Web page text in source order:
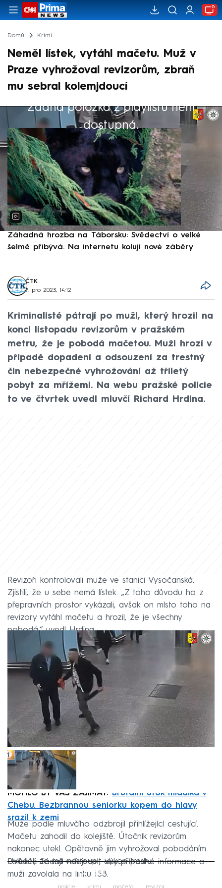
Domů Krimi
Neměl lístek, vytáhl mačetu. Muž v
Praze vyhrožoval revizorům, zbraň
mu sebral kolemjdoucí
Žádná položka z playlistu není
dostupná.
Výběr redakce
Záhadná hrozba na Táborsku: Svědectví o velké
šelmě přibývá. Na internetu kolují nové záběry
ČTK
7. pro 2023, 14:12
Kriminalisté pátrají po muži, který hrozil na
konci listopadu revizorům v pražském
metru, že je pobodá mačetou. Muži hrozí v
případě dopadení a odsouzení za trestný
čin nebezpečné vyhrožování až tříletý
pobyt za mřížemi. Na webu pražské policie
to ve čtvrtek uvedl mluvčí Richard Hrdina.
Revizoři kontrolovali muže ve stanici Vysočanská.
Zjistili, že u sebe nemá lístek. „Z toho důvodu ho z
přepravních prostor vykázali, avšak on místo toho na
revizory vytáhl mačetu a hrozil, že je všechny
pobodá,“ uvedl Hrdina.
MOHLO BY VÁS ZAJÍMAT: Brutální útok mladíka v
Chebu. Bezbrannou seniorku kopem do hlavy
srazil k zemi
Muže podle mluvčího odzbrojil přihlížející cestující.
Mačetu zahodil do kolejiště. Útočník revizorům
nakonec utekl. Opětovně jim vyhrožoval pobodáním.
Uváděl, že má nastoupit výkon trestu.
Failed to fetch
Policisté žádají veřejnost, aby případné informace o
muži zavolala na linku 158.